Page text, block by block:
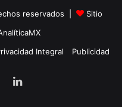
reservados |
Sitio
Integral Publicidad
LinkedIn